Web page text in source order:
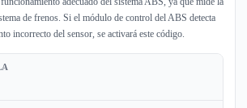
de frenos. Si el módulo de control del ABS detecta
incorrecto del sensor, se activará este código.